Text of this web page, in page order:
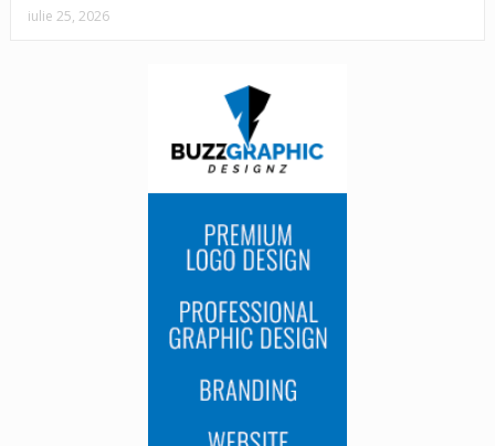
iulie 25, 2026